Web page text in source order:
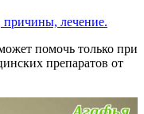
лечение.
помочь только при
препаратов от